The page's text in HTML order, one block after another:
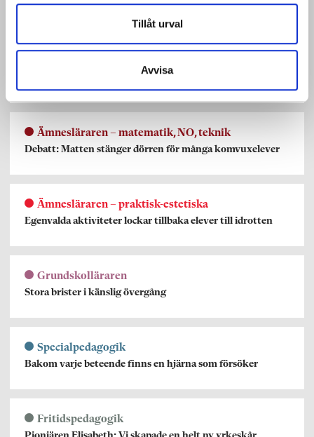
Tillåt urval
Avvisa
Första kullen yrkeslärare klara med mastern
Debatt: Sluta dalta med oss elever!
Ämnesläraren – matematik, NO, teknik
Debatt: Matten stänger dörren för många komvuxelever
Ämnesläraren – praktisk-estetiska
Egenvalda aktiviteter lockar tillbaka elever till idrotten
Grundskolläraren
Stora brister i känslig övergång
Specialpedagogik
Bakom varje beteende finns en hjärna som försöker
Fritidspedagogik